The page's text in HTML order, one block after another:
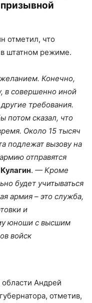
отметил, что
штатном режиме.
Конечно,
в совершенно иной
требования.
потом сказал, что
Около 15 тысяч
подлежат вызову на
отправятся
. — Кроме
будет учитываться
армия – это служба,
и
юноши с высшим
войск
Андрей
отметив,